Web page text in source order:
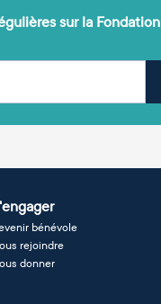
sur la
bénévole
rejoindre
donner